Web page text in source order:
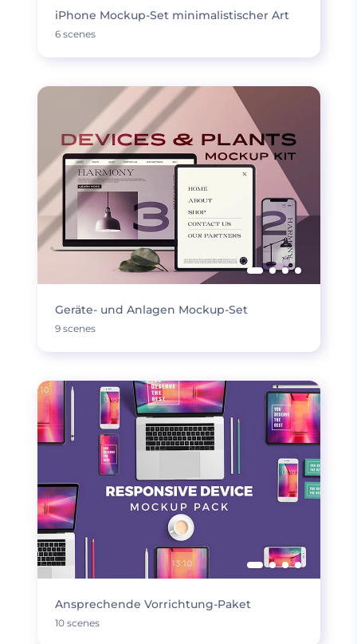
iPhone Mockup-Set minimalistischer Art
6 scenes
Geräte- und Anlagen Mockup-Set
9 scenes
Ansprechende Vorrichtung-Paket
10 scenes